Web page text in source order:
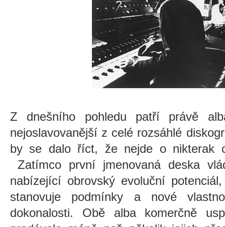
Z dnešního pohledu patří právě
nejoslavovanější z celé rozsáhlé
by se dalo říct, že nejde o nikterak
Zatímco první jmenovaná deska
nabízející obrovský evoluční
stanovuje podmínky a nové
dokonalosti. Obě alba komerčně